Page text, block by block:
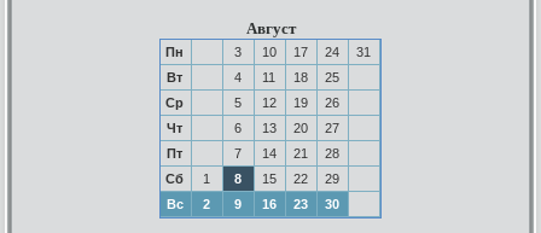
Август
Пн 3 10 17 24
31
Вт
4 11 18
25
Ср
5 12 19
26
Чт
6 13 20
27
Пт
7 14 21
28
Сб
1 8 15 22
29
Вс
2 9 16 23 30